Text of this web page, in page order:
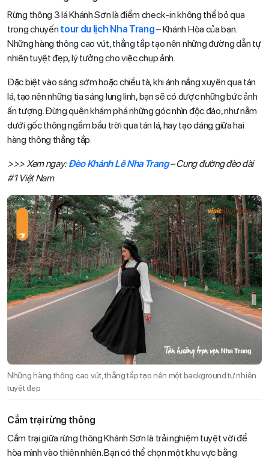
Rừng thông 3 lá Khánh Sơn là điểm check-in không thể bỏ qua
trong chuyến tour du lịch Nha Trang– Khánh Hòa của bạn.
Những hàng thông cao vút, thẳng tắp tạo nên những đường dẫn tự
nhiên tuyệt đẹp, lý tưởng cho việc chụp ảnh.
Đặc biệt vào sáng sớm hoặc chiều tà, khi ánh nắng xuyên qua tán
lá, tạo nên những tia sáng lung linh, bạn sẽ có được những bức ảnh
ấn tượng. Đừng quên khám phá những góc nhìn độc đáo, như nằm
dưới gốc thông ngắm bầu trời qua tán lá, hay tạo dáng giữa hai
hàng thông thẳng tắp.
>>> Xem ngay:Đèo Khánh Lê Nha Trang– Cung đường đèo dài
#1 Việt Nam
Những hàng thông cao vút, thẳng tắp tạo nên một background tự nhiên
tuyệt đẹp
Cắm trại rừng thông
Cắm trại giữa rừng thông Khánh Sơn là trải nghiệm tuyệt vời để
hòa mình vào thiên nhiên. Bạn có thể chọn một khu vực bằng